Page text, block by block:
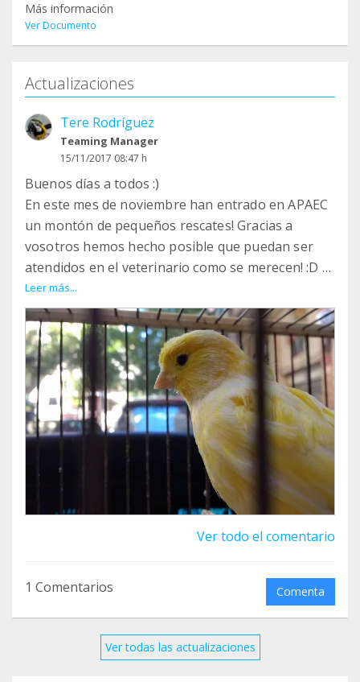
Más información
Ver Documento
Actualizaciones
Tere Rodríguez
Teaming Manager
15/11/2017 08:47 h
Buenos días a todos :)
En este mes de noviembre han entrado en APAEC
un montón de pequeños rescates! Gracias a
vosotros hemos hecho posible que puedan ser
atendidos en el veterinario como se merecen! :D
Hoy os presentamos a Mati, un canario de 12
años que aun tiene mucho que ofrecer!!
Leer más...
Ver todo el comentario
1 Comentarios Comenta
Ver todas las actualizaciones